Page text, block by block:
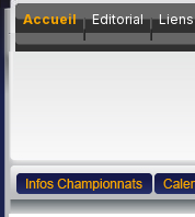
Accueil Editorial Liens